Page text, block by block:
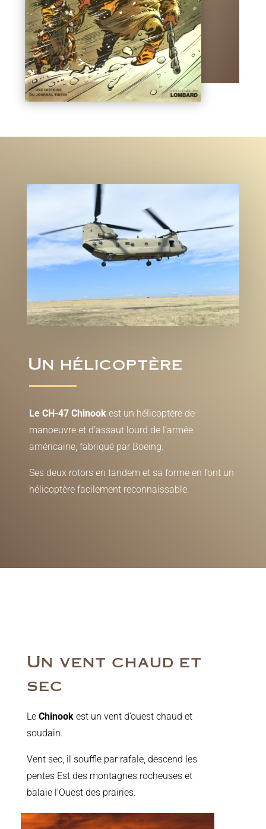
Un hélicoptère
Le CH-47 Chinookest un hélicoptère de
manoeuvre et d’assaut lourd de l’armée
américaine, fabriqué par Boeing.
Ses deux rotors en tandem et sa forme en font un
hélicoptère facilement reconnaissable.
Un vent chaud et
sec
Le Chinookest un vent d’ouest chaud et
soudain.
Vent sec, il souffle par rafale, descend les
pentes Est des montagnes rocheuses et
balaie l’Ouest des prairies.